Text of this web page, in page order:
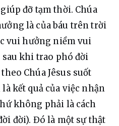
đỡ tạm thời. Chúa
là của báu trên trời
vui hưởng niềm vui
sau khi trao phó đời
Chúa Jêsus suốt
kết quả của việc nhận
không phải là cách
đời). Đó là một sự thật